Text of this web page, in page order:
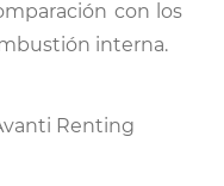
con los
interna.